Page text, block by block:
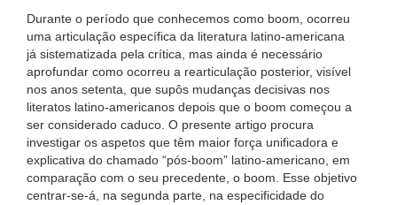
Durante o período que conhecemos como boom, ocorreu
uma articulação específica da literatura latino-americana
já sistematizada pela crítica, mas ainda é necessário
aprofundar como ocorreu a rearticulação posterior, visível
nos anos setenta, que supôs mudanças decisivas nos
literatos latino-americanos depois que o boom começou a
ser considerado caduco. O presente artigo procura
investigar os aspetos que têm maior força unificadora e
explicativa do chamado “pós-boom” latino-americano, em
comparação com o seu precedente, o boom. Esse objetivo
centrar-se-á, na segunda parte, na especificidade do